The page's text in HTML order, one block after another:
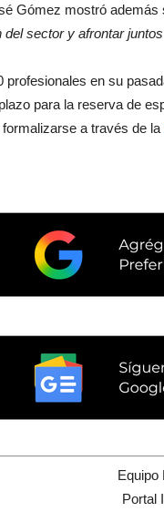
Gómez mostró además
sector y afrontar
profesionales en su
para la reserva de
a través de la
Equipo
Portal